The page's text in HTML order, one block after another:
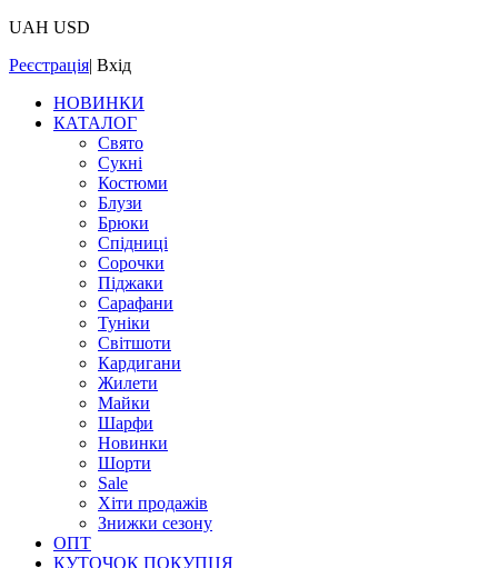
UAH USD
Реєстрація| Вхід
НОВИНКИ
КАТАЛОГ
Свято
Сукні
Костюми
Блузи
Брюки
Спідниці
Сорочки
Піджаки
Сарафани
Туніки
Світшоти
Кардигани
Жилети
Майки
Шарфи
Новинки
Шорти
Sale
Хіти продажів
Знижки сезону
ОПТ
КУТОЧОК ПОКУПЦЯ